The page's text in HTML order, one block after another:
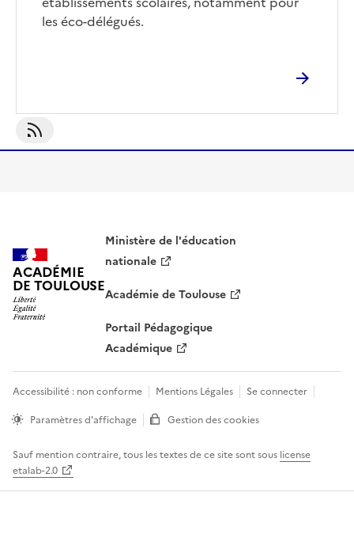
les éco-délégués.
S'abonner À Eco-Délégués
ACADÉMIE
DE TOULOUSE
Ministère de l'éducation
nationale
Académie de Toulouse
Portail Pédagogique
Académique
Accessibilité : non conforme Mentions Légales
Se connecter
Paramètres d'affichage
Gestion des cookies
Sauf mention contraire, tous les textes de ce site sont sous license
etalab-2.0